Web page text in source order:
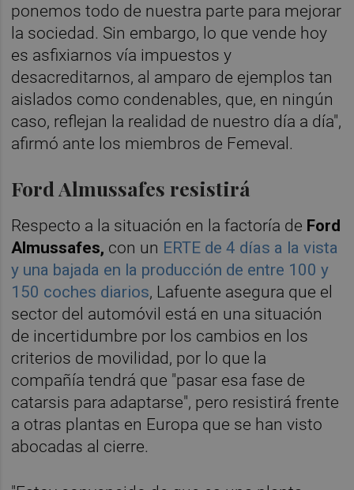
ponemos todo de nuestra parte para mejorar
la sociedad. Sin embargo, lo que vende hoy
es asfixiarnos vía impuestos y
desacreditarnos, al amparo de ejemplos tan
aislados como condenables, que, en ningún
caso, reflejan la realidad de nuestro día a día",
afirmó ante los miembros de Femeval.
Ford Almussafes resistirá
Respecto a la situación en la factoría de Ford
Almussafes, con un ERTE de 4 días a la vista
y una bajada en la producción de entre 100 y
150 coches diarios, Lafuente asegura que el
sector del automóvil está en una situación
de incertidumbre por los cambios en los
criterios de movilidad, por lo que la
compañía tendrá que "pasar esa fase de
catarsis para adaptarse", pero resistirá frente
a otras plantas en Europa que se han visto
abocadas al cierre.